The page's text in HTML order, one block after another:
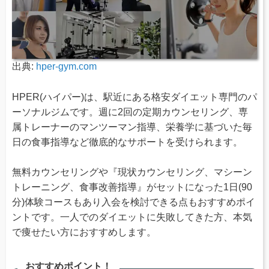
出典: hper-gym.com
HPER(ハイパー)は、駅近にある格安ダイエット専門のパ
ーソナルジムです。週に2回の定期カウンセリング、専
属トレーナーのマンツーマン指導、栄養学に基づいた毎
日の食事指導など徹底的なサポートを受けられます。
無料カウンセリングや『現状カウンセリング、マシーン
トレーニング、食事改善指導』がセットになった1日(90
分)体験コースもあり入会を検討できる点もおすすめポイ
ントです。一人でのダイエットに失敗してきた方、本気
で痩せたい方におすすめします。
おすすめポイント！